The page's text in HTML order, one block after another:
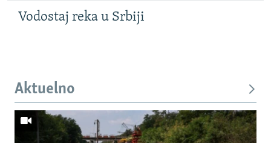
Vodostaj reka u Srbiji
Aktuelno